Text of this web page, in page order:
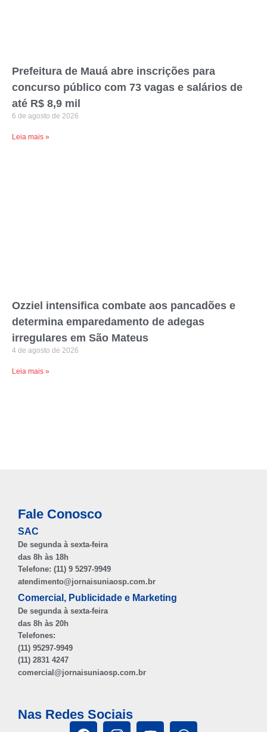
Prefeitura de Mauá abre inscrições para
concurso público com 73 vagas e salários de
até R$ 8,9 mil
6 de agosto de 2026
Leia mais »
Ozziel intensifica combate aos pancadões e
determina emparedamento de adegas
irregulares em São Mateus
4 de agosto de 2026
Leia mais »
Fale Conosco
SAC
De segunda à sexta-feira
das 8h às 18h
Telefone: (11) 9 5297-9949
atendimento@jornaisuniaosp.com.br
Comercial, Publicidade e Marketing
De segunda à sexta-feira
das 8h às 20h
Telefones:
(11) 95297-9949
(11) 2831 4247
comercial@jornaisuniaosp.com.br
Nas Redes Sociais